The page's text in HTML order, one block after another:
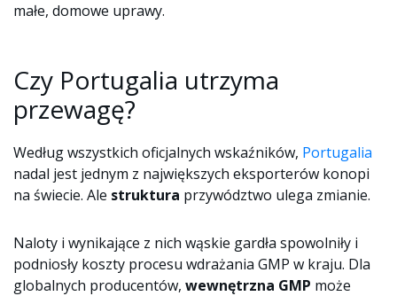
małe, domowe uprawy.
Czy Portugalia utrzyma
przewagę?
Według wszystkich oficjalnych wskaźników, Portugalia
nadal jest jednym z największych eksporterów konopi
na świecie. Ale struktura przywództwo ulega zmianie.
Naloty i wynikające z nich wąskie gardła spowolniły i
podniosły koszty procesu wdrażania GMP w kraju. Dla
globalnych producentów, wewnętrzna GMP może